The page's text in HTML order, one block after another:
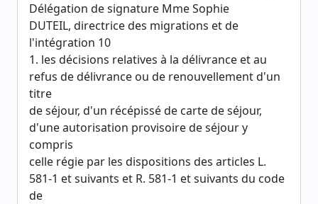
Délégation de signature Mme Sophie
DUTEIL, directrice des migrations et de
l'intégration 10
1. les décisions relatives à la délivrance et au
refus de délivrance ou de renouvellement d'un
titre
de séjour, d'un récépissé de carte de séjour,
d'une autorisation provisoire de séjour y
compris
celle régie par les dispositions des articles L.
581-1 et suivants et R. 581-1 et suivants du code
de